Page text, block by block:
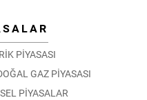
PİYASASI
GAZ PİYASASI
PİYASALAR